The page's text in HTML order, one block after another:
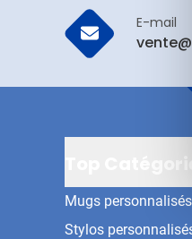
E-mail
Top
Mugs personnalisés
Stylos